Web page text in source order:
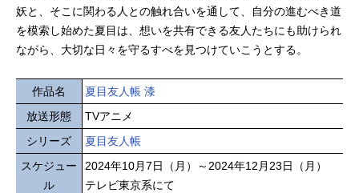
妖と、そこに関わる人との触れ合いを通して、自分の進むべき道
を模索し始めた夏目は、想いを共有できる友人たちにも助けられ
ながら、大切な日々を守るすべを見つけていこうとする。
作品名
夏目友人帳 漆
放送形態
TVアニメ
シリーズ
夏目友人帳
スケジュー
ル
2024年10月7日（月）～2024年12月23日（月）
テレビ東京系にて